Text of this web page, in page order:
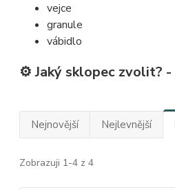
vejce
granule
vábidlo
⚙️ Jaký sklopec zvolit?
Nejnovější Nejlevnější
Zobrazuji 1-4 z 4